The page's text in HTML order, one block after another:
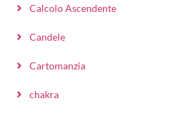
Calcolo Ascendente
Candele
Cartomanzia
chakra